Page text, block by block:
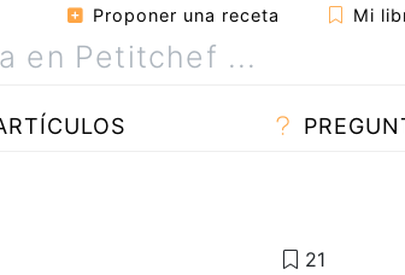
Proponer una receta Mi